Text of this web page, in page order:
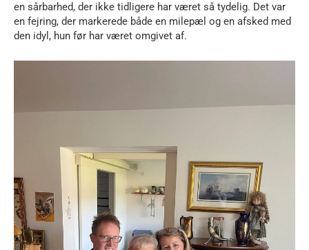
en sårbarhed, der ikke tidligere har været så tydelig. Det var
en fejring, der markerede både en milepæl og en afsked med
den idyl, hun før har været omgivet af.